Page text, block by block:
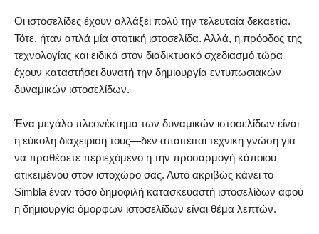
Οι ιστοσελίδες έχουν αλλάξει πολύ την τελευταία δεκαετία.
Τότε, ήταν απλά μία στατική ιστοσελίδα. Αλλά, η πρόοδος της
τεχνολογίας και ειδικά στον διαδικτυακό σχεδιασμό τώρα
έχουν καταστήσει δυνατή την δημιουργία εντυπωσιακών
δυναμικών ιστοσελίδων.
Ένα μεγάλο πλεονέκτημα των δυναμικών ιστοσελίδων είναι
η εύκολη διαχειριση τους—δεν απαιτέιται τεχνική γνώση για
να πρσθέσετε περιεχόμενο η την προσαρμογή κάποιου
ατικειμένου στον ιστοχώρο σας. Αυτό ακριβώς κάνει το
Simbla έναν τόσο δημοφιλή κατασκευαστή ιστοσελίδων αφού
η δημιουργία όμορφων ιστοσελίδων είναι θέμα λεπτών.